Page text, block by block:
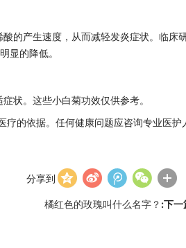
产生速度，从而减轻发炎症状。临床
显的降低。
。这些小白菊功效仅供参考。
的依据。任何健康问题应咨询专业医护
分享到
橘红色的玫瑰叫什么名字？ :下一